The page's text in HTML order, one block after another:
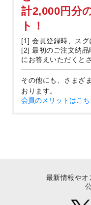
計2,000円分
ト！
[1] 会員登録時、スグ
[2] 最初のご注文納品
にお答えいただくと
その他にも、さまざ
おります。
会員のメリットはこち
最新情報やオ